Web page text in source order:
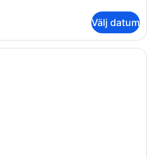
Välj datum
Ett sovrum med en säng, ett